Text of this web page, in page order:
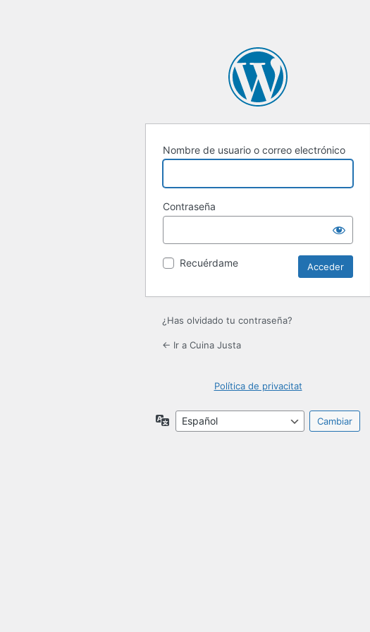
Nombre de usuario o correo electrónico
Contraseña
Recuérdame
¿Has olvidado tu contraseña?
← Ir a Cuina Justa
Política de privacitat
Idioma